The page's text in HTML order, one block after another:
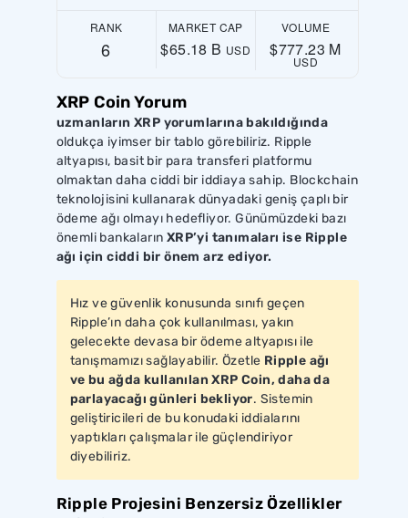
RANK
6
MARKET CAP
$65.18 B USD
VOLUME
$777.23 M
USD
XRP Coin Yorum
uzmanların XRP yorumlarına bakıldığında
oldukça iyimser bir tablo görebiliriz. Ripple
altyapısı, basit bir para transferi platformu
olmaktan daha ciddi bir iddiaya sahip. Blockchain
teknolojisini kullanarak dünyadaki geniş çaplı bir
ödeme ağı olmayı hedefliyor. Günümüzdeki bazı
önemli bankaların XRP’yi tanımaları ise Ripple
ağı için ciddi bir önem arz ediyor.
Hız ve güvenlik konusunda sınıfı geçen
Ripple’ın daha çok kullanılması, yakın
gelecekte devasa bir ödeme altyapısı ile
tanışmamızı sağlayabilir. Özetle Ripple ağı
ve bu ağda kullanılan XRP Coin, daha da
parlayacağı günleri bekliyor. Sistemin
geliştiricileri de bu konudaki iddialarını
yaptıkları çalışmalar ile güçlendiriyor
diyebiliriz.
Ripple Projesini Benzersiz Özellikler